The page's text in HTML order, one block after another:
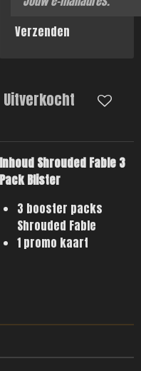
Verzenden
Uitverkocht
Inhoud Shrouded Fable 3
Pack Blister
3 booster packs
Shrouded Fable
1 promo kaart